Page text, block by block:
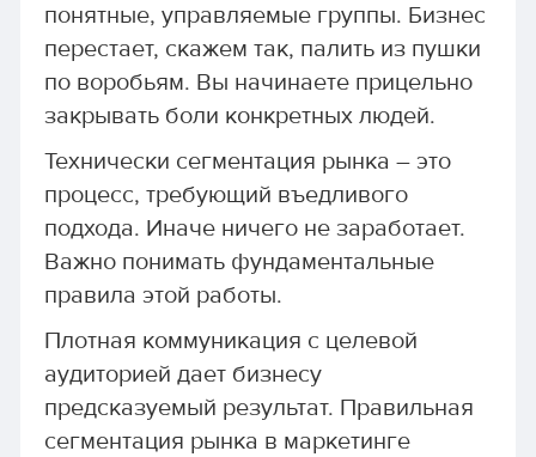
понятные, управляемые группы. Бизнес
перестает, скажем так, палить из пушки
по воробьям. Вы начинаете прицельно
закрывать боли конкретных людей.
Технически сегментация рынка – это
процесс, требующий въедливого
подхода. Иначе ничего не заработает.
Важно понимать фундаментальные
правила этой работы.
Плотная коммуникация с целевой
аудиторией дает бизнесу
предсказуемый результат. Правильная
сегментация рынка в маркетинге